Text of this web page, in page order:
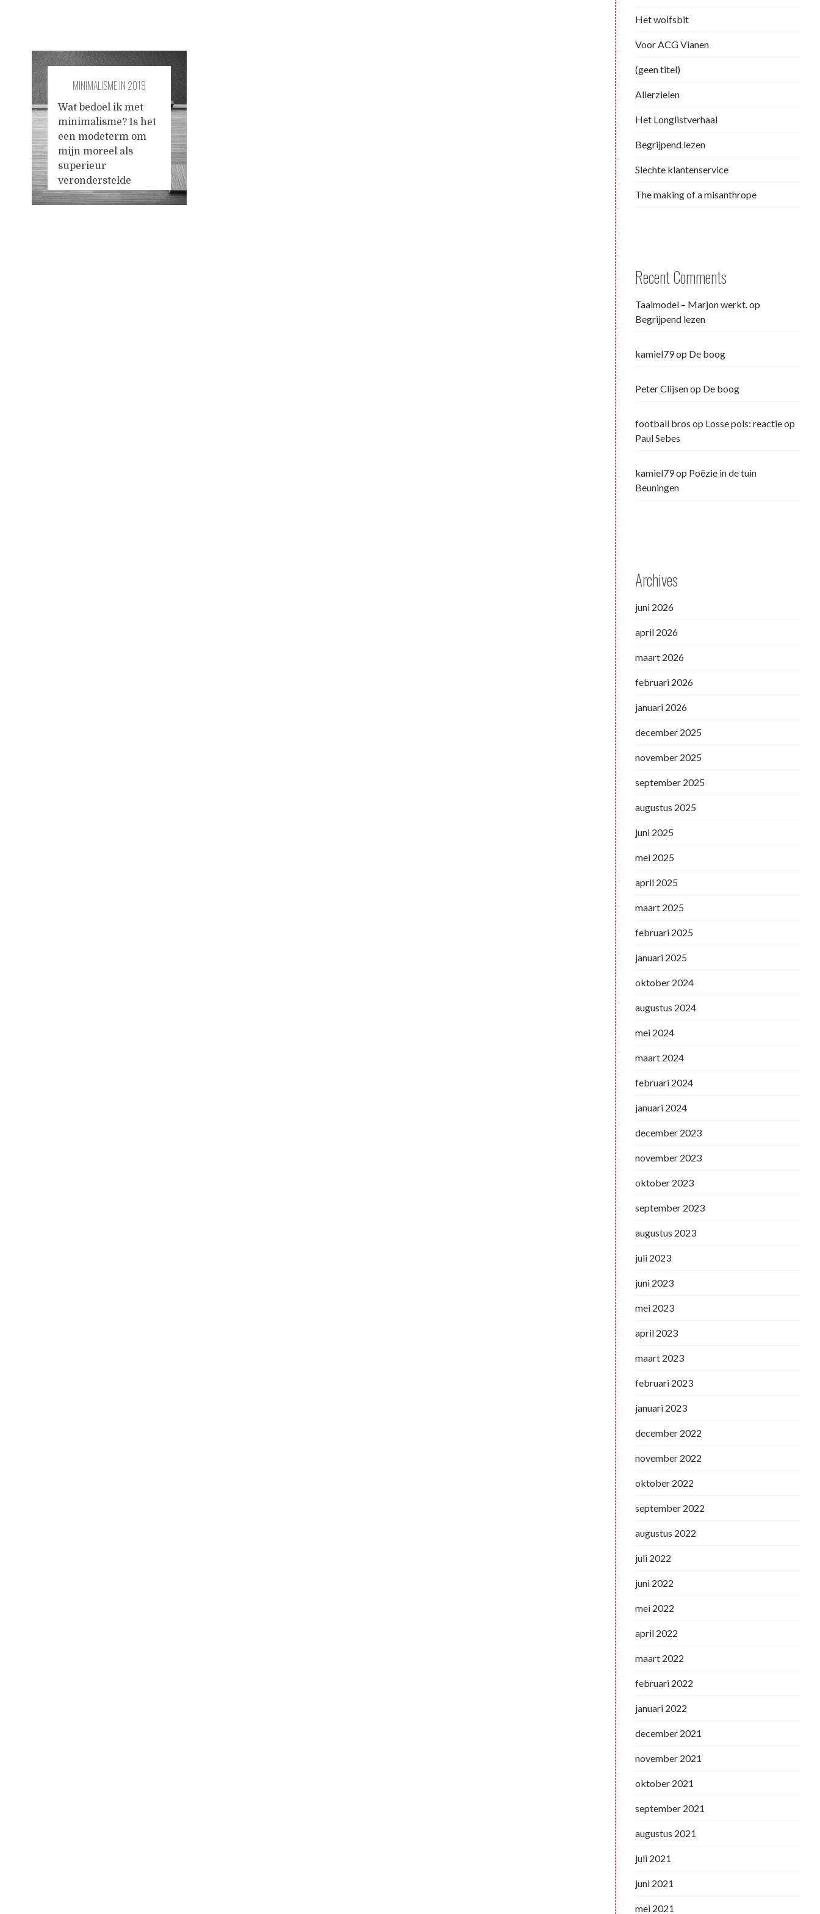
MINIMALISME IN 2019
Wat bedoel ik met
minimalisme? Is het
een modeterm om
mijn moreel als
superieur
veronderstelde
levenswijze de
Het wolfsbit
Voor ACG Vianen
(geen titel)
Allerzielen
Het Longlistverhaal
Begrijpend lezen
Slechte klantenservice
The making of a misanthrope
Recent Comments
Taalmodel – Marjon werkt.op
Begrijpend lezen
kamiel79op De boog
Peter Clijsenop De boog
football bros op Losse pols: reactie op
Paul Sebes
kamiel79op Poëzie in de tuin
Beuningen
Archives
juni 2026
april 2026
maart 2026
februari 2026
januari 2026
december 2025
november 2025
september 2025
augustus 2025
juni 2025
mei 2025
april 2025
maart 2025
februari 2025
januari 2025
oktober 2024
augustus 2024
mei 2024
maart 2024
februari 2024
januari 2024
december 2023
november 2023
oktober 2023
september 2023
augustus 2023
juli 2023
juni 2023
mei 2023
april 2023
maart 2023
februari 2023
januari 2023
december 2022
november 2022
oktober 2022
september 2022
augustus 2022
juli 2022
juni 2022
mei 2022
april 2022
maart 2022
februari 2022
januari 2022
december 2021
november 2021
oktober 2021
september 2021
augustus 2021
juli 2021
juni 2021
mei 2021